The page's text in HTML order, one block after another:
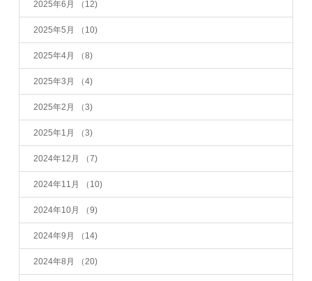
2025年6月 （12)
2025年5月 （10)
2025年4月 （8)
2025年3月 （4)
2025年2月 （3)
2025年1月 （3)
2024年12月 （7)
2024年11月 （10)
2024年10月 （9)
2024年9月 （14)
2024年8月 （20)